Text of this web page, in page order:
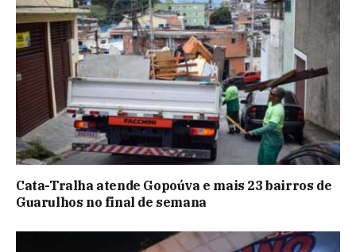
Cata-Tralha atende Gopoúva e mais 23 bairros de
Guarulhos no final de semana